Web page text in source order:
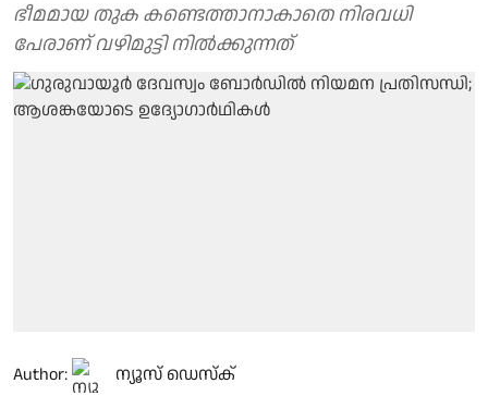
ഭീമമായ തുക കണ്ടെത്താനാകാതെ നിരവധി
പേരാണ് വഴിമുട്ടി നിൽക്കുന്നത്
Author: ന്യൂസ് ഡെസ്ക്